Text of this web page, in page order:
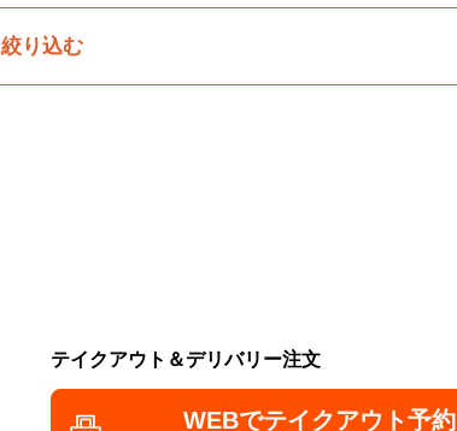
り込む
テイクアウト＆デリバリー注文
WEBでテイクアウト予約